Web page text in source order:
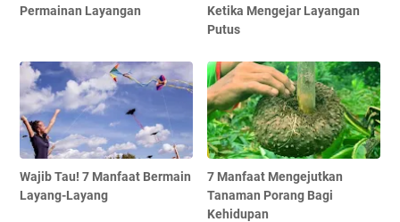
Permainan Layangan
Ketika Mengejar Layangan
Putus
Wajib Tau! 7 Manfaat Bermain
Layang-Layang
7 Manfaat Mengejutkan
Tanaman Porang Bagi
Kehidupan